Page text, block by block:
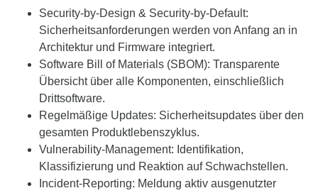
Security-by-Design & Security-by-Default:
Sicherheitsanforderungen werden von Anfang an in
Architektur und Firmware integriert.
Software Bill of Materials (SBOM): Transparente
Übersicht über alle Komponenten, einschließlich
Drittsoftware.
Regelmäßige Updates: Sicherheitsupdates über den
gesamten Produktlebenszyklus.
Vulnerability-Management: Identifikation,
Klassifizierung und Reaktion auf Schwachstellen.
Incident-Reporting: Meldung aktiv ausgenutzter